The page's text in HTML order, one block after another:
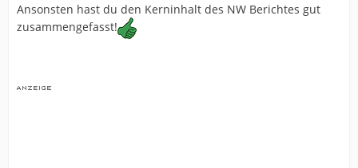
Ansonsten hast du den Kerninhalt des NW Berichtes gut
zusammengefasst!